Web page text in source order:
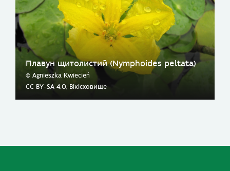
Плавун щитолистий (Nymphoides peltata)
© Agnieszka Kwiecień
CC BY-SA 4.0, Вікісховище